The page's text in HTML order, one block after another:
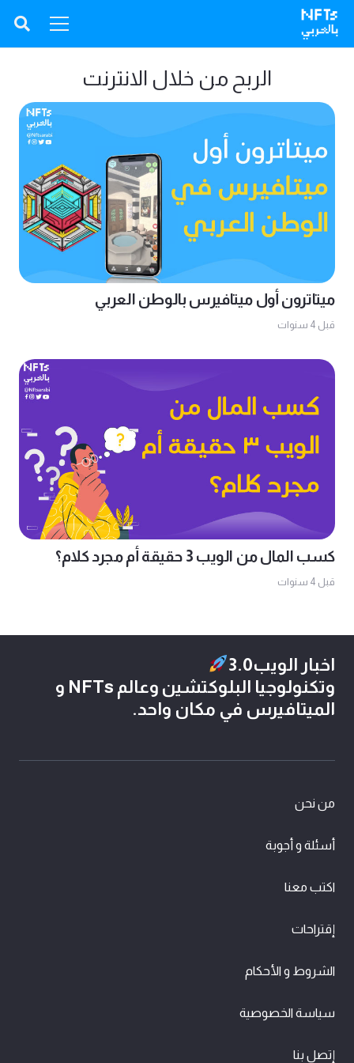
الربح من خلال الانترنت
ميتاترون أول ميتافيرس بالوطن العربي
قبل 4 سنوات
كسب المال من الويب 3 حقيقة أم مجرد كلام؟
قبل 4 سنوات
اخبار الويب3.0
وتكنولوجيا البلوكتشين وعالم NFTs و
الميتافيرس في مكان واحد.
من نحن
أسئلة و أجوبة
اكتب معنا
إقتراحات
الشروط و الأحكام
سياسة الخصوصية
إتصل بنا